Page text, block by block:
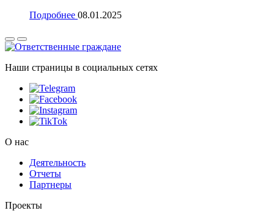
Подробнее 08.01.2025
Наши страницы в социальных сетях
О нас
Деятельность
Отчеты
Партнеры
Проекты